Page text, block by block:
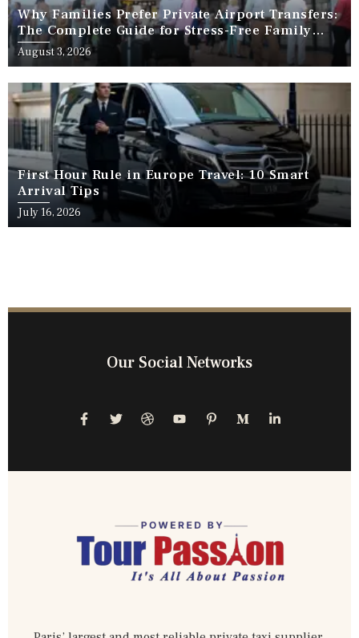
Why Families Prefer Private Airport Transfers:
The Complete Guide for Stress-Free Family
Travel
August 3, 2026
First Hour Rule in Europe Travel: 10 Smart
Arrival Tips
July 16, 2026
Our Social Networks